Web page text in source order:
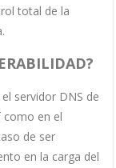
total de la
servidor DNS de
como en el
de ser
en la carga del